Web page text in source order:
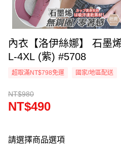
內衣【洛伊絲娜】 石墨
L-4XL (紫) #5708
超取滿NT$798免運 國家/地區配送
NT$980
NT$490
請選擇商品選項